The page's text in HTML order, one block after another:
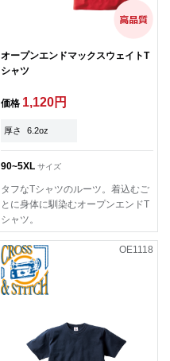
オープンエンドマックスウェイトT
シャツ
価格 1,120円
厚さ 6.2oz
90~5XL サイズ
タフなTシャツのルーツ。着込むご
とに身体に馴染むオープンエンドT
シャツ。
OE1118